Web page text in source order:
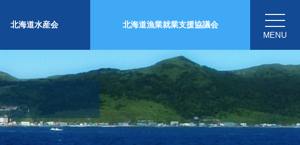
北海道水産会
北海道漁業就業支援協議会
MENU